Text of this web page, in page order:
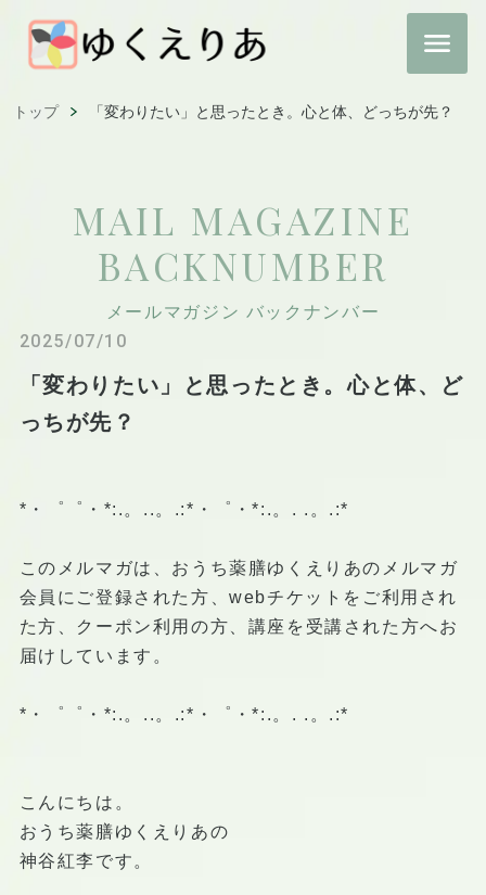
トップ 「変わりたい」と思ったとき。心と体、どっちが先？
MAIL MAGAZINE
BACKNUMBER
メールマガジン バックナンバー
2025/07/10
「変わりたい」と思ったとき。心と体、ど
っちが先？
*・゜゜・*:.。..。.:*・゜・*:.。. .。.:*
このメルマガは、おうち薬膳ゆくえりあのメルマガ
会員にご登録された方、webチケットをご利用され
た方、クーポン利用の方、講座を受講された方へお
届けしています。
*・゜゜・*:.。..。.:*・゜・*:.。. .。.:*
こんにちは。
おうち薬膳ゆくえりあの
神谷紅李です。